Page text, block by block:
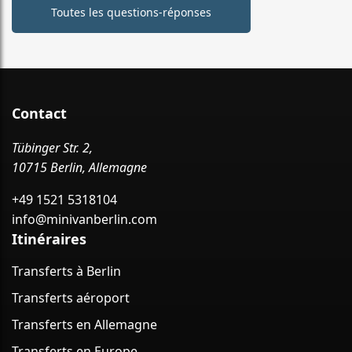
Toutes les questions-réponses
Contact
Tübinger Str. 2,
10715 Berlin, Allemagne
+49 1521 5318104
info@minivanberlin.com
Itinéraires
Transferts à Berlin
Transferts aéroport
Transferts en Allemagne